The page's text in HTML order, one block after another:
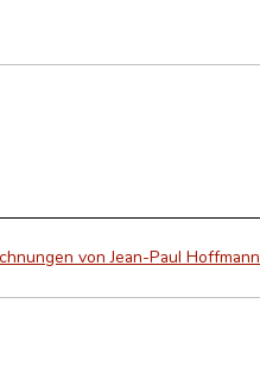
von Jean-Paul Hoffmann